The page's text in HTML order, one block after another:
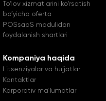
To‘lov xizmatlarini ko‘rsatish
bo‘yicha oferta
POSsaaS modulidan
foydalanish shartlari
Kompaniya haqida
Litsenziyalar va hujjatlar
Kontaktlar
Korporativ ma'lumotlar